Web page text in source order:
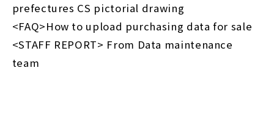
prefectures CS pictorial drawing
<FAQ>How to upload purchasing data for sale
<STAFF REPORT> From Data maintenance
team